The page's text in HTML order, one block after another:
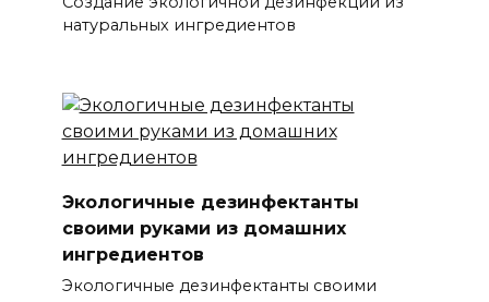
натуральных ингредиентов
Экологичные дезинфектанты
своими руками из домашних
ингредиентов
Экологичные дезинфектанты своими